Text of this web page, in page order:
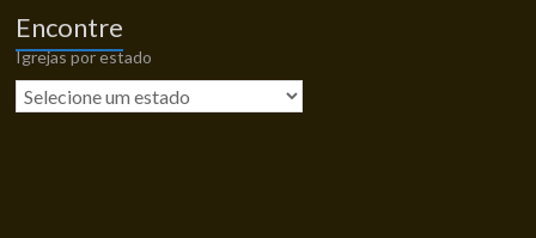
Encontre
Igrejas por estado